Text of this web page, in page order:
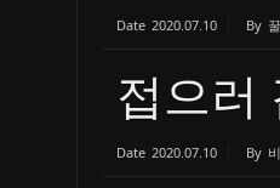
Date 2020.07.10 By
접으러
Date 2020.07.10 By 비